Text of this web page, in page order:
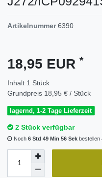
Artikelnummer 6390
18,95 EUR *
Inhalt 1 Stück
Grundpreis 18,95 € / Stück
lagernd, 1-2 Tage Lieferzeit
2 Stück verfügbar
Noch 6 Std 49 Min 55 Sek bestellen